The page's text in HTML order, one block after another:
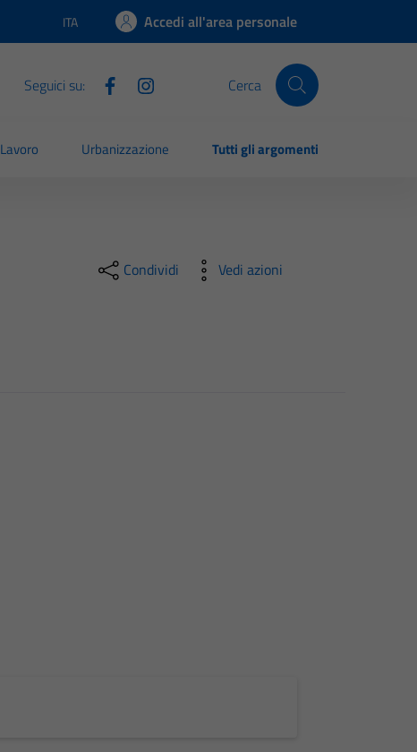
Lingua attiva:
ITA Accedi all'area personale
Seguici su: Cerca
Lavoro Urbanizzazione Tutti gli argomenti
Condividi Vedi azioni